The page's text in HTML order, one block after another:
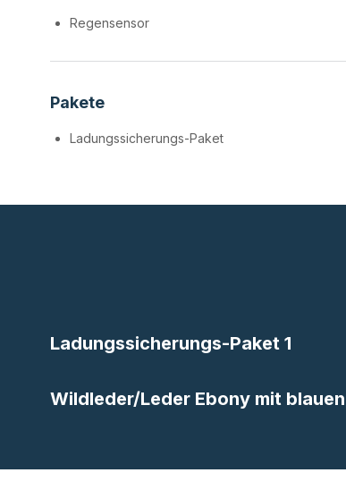
Regensensor
Pakete
Ladungssicherungs-Paket
Ladungssicherungs-Paket 1
Wildleder/Leder Ebony mit